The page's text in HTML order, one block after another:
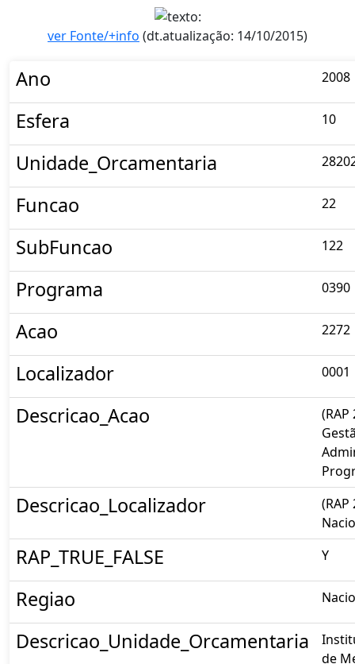
ver Fonte/+info (dt.atualização: 14/10/2015)
Ano 2008
Esfera 10
Unidade_Orcamentaria
Funcao 22
SubFuncao 122
Programa 0390
Acao 2272
Localizador 0001
Descricao_Acao
(RAP
Descricao_Localizador
(RAP
RAP_TRUE_FALSE Y
Regiao
Descricao_Unidade_Orcamentaria
de